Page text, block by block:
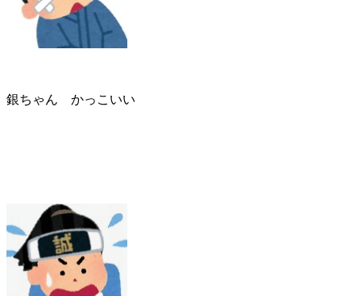
銀ちゃん かっこいい